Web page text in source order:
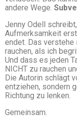
andere Wege.
Jenny Odell
Aufmerksamkeit
endet. Das verstehe
rauchen, als ich
Und dass es jeden
NICHT zu rauchen
Die Autorin schlägt
entziehen, sondern
Richtung zu lenken.
Gemeinsam.